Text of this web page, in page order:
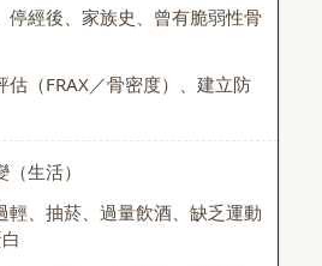
停經後、家族史、曾有脆弱性骨
估（FRAX／骨密度）、建立防
（生活）
輕、抽菸、過量飲酒、缺乏運動